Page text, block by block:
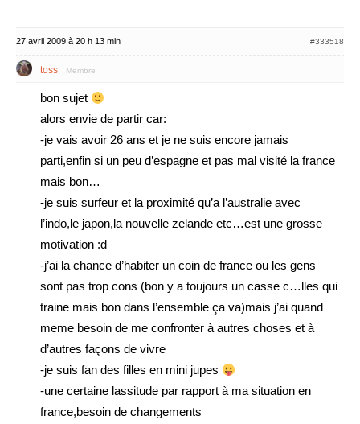
27 avril 2009 à 20 h 13 min #333518
toss Membre
bon sujet
alors envie de partir car:
-je vais avoir 26 ans et je ne suis encore jamais
parti,enfin si un peu d’espagne et pas mal visité la france
mais bon…
-je suis surfeur et la proximité qu’a l’australie avec
l’indo,le japon,la nouvelle zelande etc…est une grosse
motivation :d
-j’ai la chance d’habiter un coin de france ou les gens
sont pas trop cons (bon y a toujours un casse c…lles qui
traine mais bon dans l’ensemble ça va)mais j’ai quand
meme besoin de me confronter à autres choses et à
d’autres façons de vivre
-je suis fan des filles en mini jupes
-une certaine lassitude par rapport à ma situation en
france,besoin de changements